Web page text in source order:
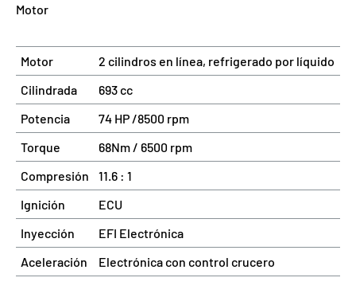
Motor
Motor
2 cilindros en línea, refrigerado por líquido
Cilindrada
693 cc
Potencia
74 HP /8500 rpm
Torque
68Nm / 6500 rpm
Compresión
11.6 : 1
Ignición
ECU
Inyección
EFI Electrónica
Aceleración
Electrónica con control crucero